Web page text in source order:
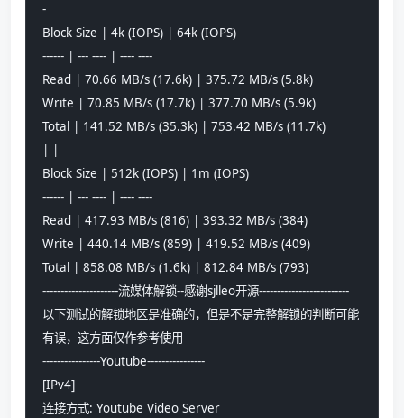
-
Block Size | 4k (IOPS) | 64k (IOPS)
------ | --- ---- | ---- ----
Read | 70.66 MB/s (17.6k) | 375.72 MB/s (5.8k)
Write | 70.85 MB/s (17.7k) | 377.70 MB/s (5.9k)
Total | 141.52 MB/s (35.3k) | 753.42 MB/s (11.7k)
Block Size | 512k (IOPS) | 1m (IOPS)
------ | --- ---- | ---- ----
Read | 417.93 MB/s (816) | 393.32 MB/s (384)
Write | 440.14 MB/s (859) | 419.52 MB/s (409)
Total | 858.08 MB/s (1.6k) | 812.84 MB/s (793)
---------------------流媒体解锁--感谢sjlleo开源-------------------------
以下测试的解锁地区是准确的，但是不是完整解锁的判断可能
有误，这方面仅作参考使用
----------------Youtube----------------
[IPv4]
连接方式: Youtube Video Server